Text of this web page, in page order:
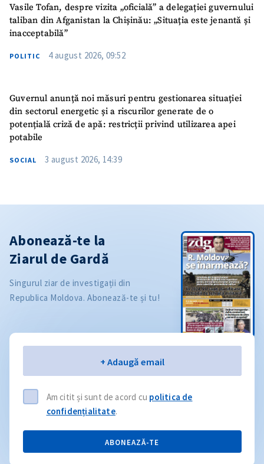
Vasile Tofan, despre vizita „oficială” a delegației guvernului
taliban din Afganistan la Chișinău: „Situația este jenantă și
inacceptabilă”
POLITIC 4 august 2026, 09:52
Guvernul anunță noi măsuri pentru gestionarea situației
din sectorul energetic și a riscurilor generate de o
potențială criză de apă: restricții privind utilizarea apei
potabile
SOCIAL 3 august 2026, 14:39
Abonează-te la
Ziarul de Gardă
Singurul ziar de investigații din
Republica Moldova. Abonează-te și tu!
+ Adaugă email
Am citit și sunt de acord cu politica de
confidențialitate.
ABONEAZĂ-TE